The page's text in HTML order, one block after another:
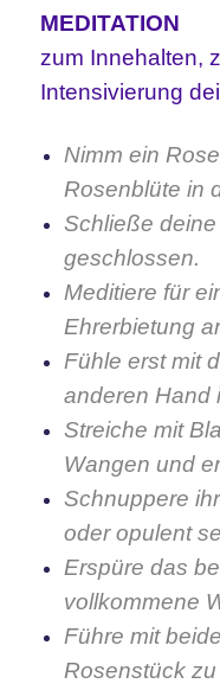
MEDITATION
zum Innehalten,
Intensivierung
Nimm ein
Rosenblüte in
Schließe
geschlossen.
Meditiere für
Ehrerbietung
Fühle erst mit
anderen Hand
Streiche mit
Wangen und
Schnuppere
oder opulent
Erspüre das
vollkommene
Führe mit
Rosenstück